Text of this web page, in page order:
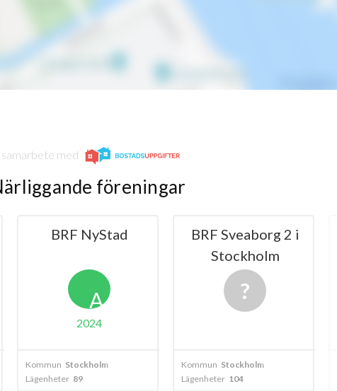
samarbete med
föreningar
BRF NyStad
A
2024
Kommun Stockholm
Lägenheter 89
BRF Sveaborg 2 i
Stockholm
Kommun Stockholm
Lägenheter 104